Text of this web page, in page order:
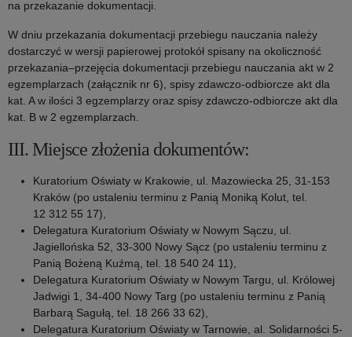
na przekazanie dokumentacji.
W dniu przekazania dokumentacji przebiegu nauczania należy
dostarczyć w wersji papierowej protokół spisany na okoliczność
przekazania–przejęcia dokumentacji przebiegu nauczania akt w 2
egzemplarzach (załącznik nr 6), spisy zdawczo-odbiorcze akt dla
kat. A w ilości 3 egzemplarzy oraz spisy zdawczo-odbiorcze akt dla
kat. B w 2 egzemplarzach.
III. Miejsce złożenia dokumentów:
Kuratorium Oświaty w Krakowie, ul. Mazowiecka 25, 31-153
Kraków (po ustaleniu terminu z Panią Moniką Kolut, tel.
12 312 55 17),
Delegatura Kuratorium Oświaty w Nowym Sączu, ul.
Jagiellońska 52, 33-300 Nowy Sącz (po ustaleniu terminu z
Panią Bożeną Kuźmą, tel. 18 540 24 11),
Delegatura Kuratorium Oświaty w Nowym Targu, ul. Królowej
Jadwigi 1, 34-400 Nowy Targ (po ustaleniu terminu z Panią
Barbarą Sagułą, tel. 18 266 33 62),
Delegatura Kuratorium Oświaty w Tarnowie, al. Solidarności 5-